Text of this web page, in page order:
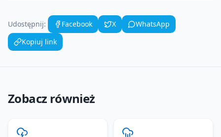
Udostępnij: Facebook X
WhatsApp
Kopiuj link
Zobacz również